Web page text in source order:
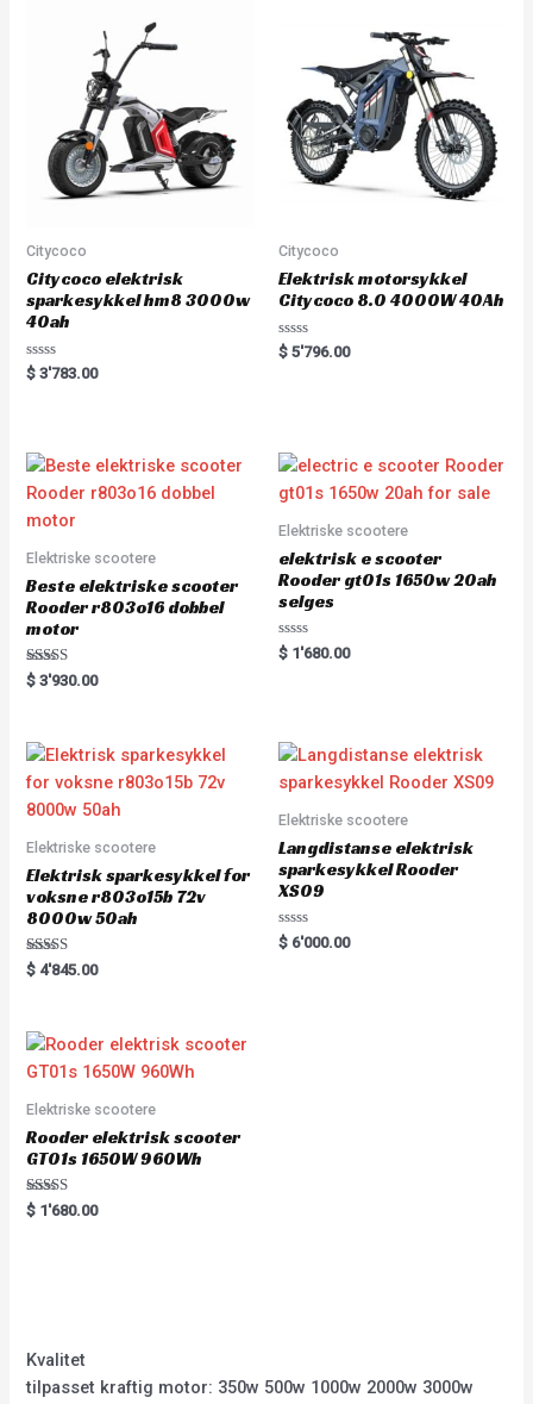
Citycoco
Citycoco elektrisk
sparkesykkel hm8 3000w
40ah
Rated
0
$ 3'783.00
Citycoco
Elektrisk motorsykkel
Citycoco 8.0 4000W 40Ah
Rated
0
$ 5'796.00
Elektriske scootere
Beste elektriske scooter
Rooder r803o16 dobbel
motor
Rated
5.00
$ 3'930.00
Elektriske scootere
elektrisk e scooter
Rooder gt01s 1650w 20ah
selges
Rated
0
$ 1'680.00
Elektriske scootere
Elektrisk sparkesykkel for
voksne r803o15b 72v
8000w 50ah
Rated
5.00
$ 4'845.00
Elektriske scootere
Langdistanse elektrisk
sparkesykkel Rooder
XS09
Rated
0
$ 6'000.00
Elektriske scootere
Rooder elektrisk scooter
GT01s 1650W 960Wh
Rated
5.00
$ 1'680.00
Kvalitet
tilpasset kraftig motor: 350w 500w 1000w 2000w 3000w